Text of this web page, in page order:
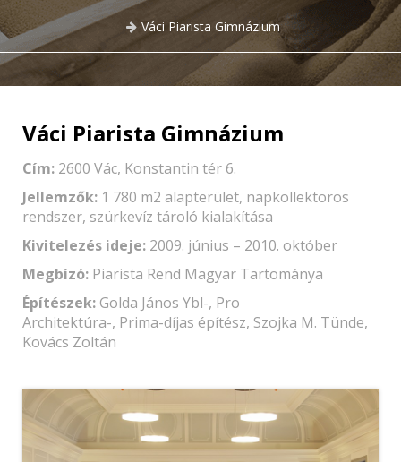
Váci Piarista Gimnázium
Váci Piarista Gimnázium
Cím: 2600 Vác, Konstantin tér 6.
Jellemzők: 1 780 m2 alapterület, napkollektoros
rendszer, szürkevíz tároló kialakítása
Kivitelezés ideje: 2009. június – 2010. október
Megbízó: Piarista Rend Magyar Tartománya
Építészek: Golda János Ybl-, Pro
Architektúra-, Prima-díjas építész, Szojka M. Tünde,
Kovács Zoltán